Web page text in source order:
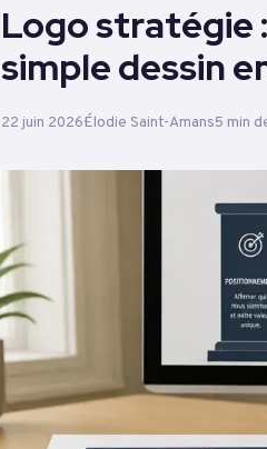
Logo stratégie
simple dessin
22 juin 2026Élodie Saint-Amans5 min